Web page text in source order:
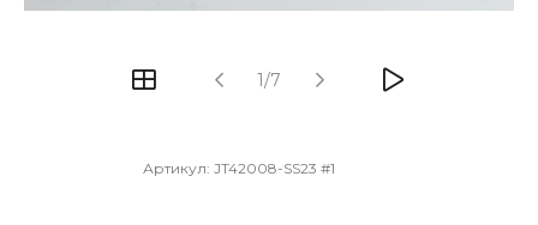
1/7
Артикул: JT42008-SS23 #1